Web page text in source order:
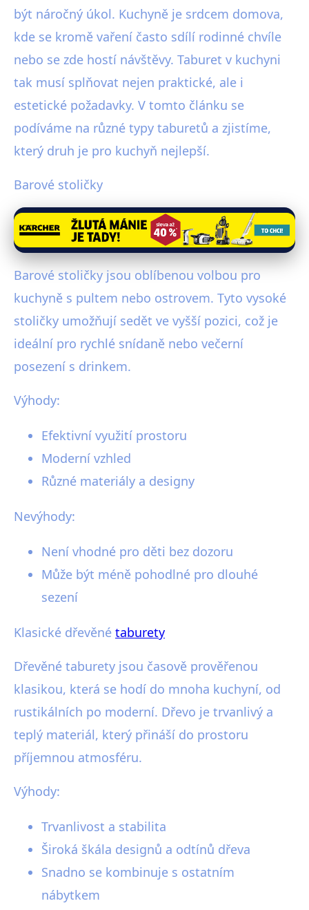
10. 7. 2025· 4 min čtení · Autor: Michaela Urbanová
být náročný úkol. Kuchyně je srdcem domova,
kde se kromě vaření často sdílí rodinné chvíle
nebo se zde hostí návštěvy. Taburet v kuchyni
tak musí splňovat nejen praktické, ale i
estetické požadavky. V tomto článku se
podíváme na různé typy taburetů a zjistíme,
který druh je pro kuchyň nejlepší.
Barové stoličky
Barové stoličky jsou oblíbenou volbou pro
kuchyně s pultem nebo ostrovem. Tyto vysoké
stoličky umožňují sedět ve vyšší pozici, což je
ideální pro rychlé snídaně nebo večerní
posezení s drinkem.
Výhody:
Efektivní využití prostoru
Moderní vzhled
Různé materiály a designy
Nevýhody:
Není vhodné pro děti bez dozoru
Může být méně pohodlné pro dlouhé
sezení
Klasické dřevěné taburety
Dřevěné taburety jsou časově prověřenou
klasikou, která se hodí do mnoha kuchyní, od
rustikálních po moderní. Dřevo je trvanlivý a
teplý materiál, který přináší do prostoru
příjemnou atmosféru.
Výhody:
Trvanlivost a stabilita
Široká škála designů a odtínů dřeva
Snadno se kombinuje s ostatním
nábytkem